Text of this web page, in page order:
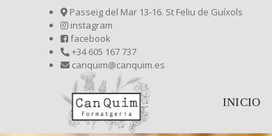
Passeig del Mar 13-16. St Feliu de Guíxols
instagram
facebook
+34 605 167 737
canquim@canquim.es
INICIO